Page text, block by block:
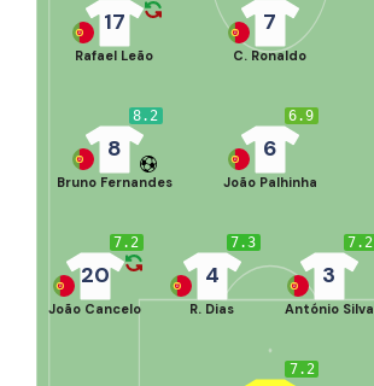
7.2
7.2
20
João Cancelo
7.3
4
R. Dias
7.2
3
António Silva
8.2
8
Bruno Fernandes
6.9
6
João Palhinha
17
Rafael Leão
7
C. Ronaldo